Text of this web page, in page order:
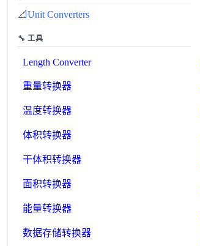
📐Unit Converters
🔧 工具
Length Converter
重量转换器
温度转换器
体积转换器
干体积转换器
面积转换器
能量转换器
数据存储转换器